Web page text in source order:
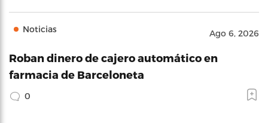
Noticias Ago 6, 2026
Roban dinero de cajero automático en
farmacia de Barceloneta
0